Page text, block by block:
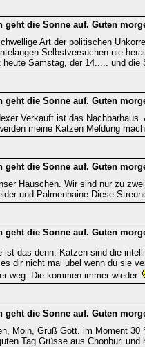
geht die Sonne auf. Guten
Art der politischen
Selbstversuchen nie
Samstag, der 14..... und die
geht die Sonne auf. Guten
Verkauft ist das
meine Katzen Meldung
geht die Sonne auf. Guten
Häuschen. Wir sind nur zu
und Palmenhaine Diese
geht die Sonne auf. Guten
ist das denn. Katzen sind die
es dir nicht mal übel wenn du sie
weg. Die kommen immer wieder.
geht die Sonne auf. Guten
Moin, Grüß Gott. im Moment 30
Tag Grüsse aus Chonburi und